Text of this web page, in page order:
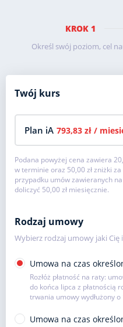
KROK 1
Określ swój poziom, cel
Twój kurs
Plan iA 793,83 zł /
Podana powyżej cena zawiera
w terminie oraz 50,00 złzniżki
przypadku umów zawieranych
doliczyć 50,00 zł miesięcznie.
Rodzaj umowy
Wybierz rodzaj umowy jaki Cię
Umowa na czas
Rozłóż płatność na raty:
do końca lipca z płatnością
trwania umowy wydłużony
Umowa na czas